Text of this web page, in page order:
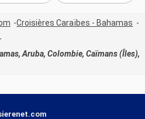
Croisières Caraïbes - Bahamas
Aruba, Colombie, Caïmans (Îles),